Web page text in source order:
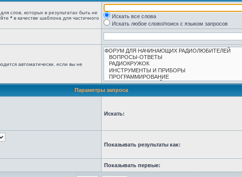
для слов, которых в результатах быть не
* в качестве шаблона для частичного
Искать все слова
Искать любое слово/поиск с языком запросов
автоматически, если вы не
Параметры запроса
Искать:
Показывать результаты как:
Показывать первые: